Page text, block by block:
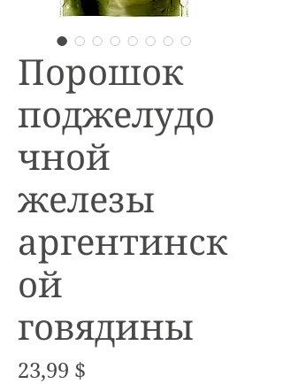
Порошок
поджелудо
чной
железы
аргентинск
ой
говядины
23,99 $